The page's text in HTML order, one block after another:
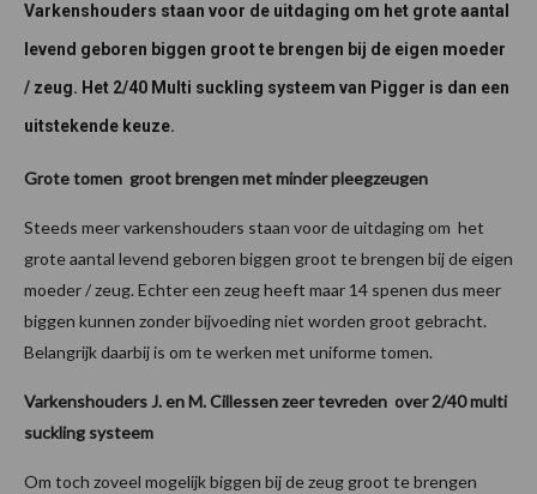
Varkenshouders staan voor de uitdaging om het grote aantal
levend geboren biggen groot te brengen bij de eigen moeder
/ zeug. Het 2/40 Multi suckling systeem van Pigger is dan een
uitstekende keuze.
Grote tomen groot brengen met minder pleegzeugen
Steeds meer varkenshouders staan voor de uitdaging om het
grote aantal levend geboren biggen groot te brengen bij de eigen
moeder / zeug. Echter een zeug heeft maar 14 spenen dus meer
biggen kunnen zonder bijvoeding niet worden groot gebracht.
Belangrijk daarbij is om te werken met uniforme tomen.
Varkenshouders J. en M. Cillessen zeer tevreden over 2/40 multi
suckling systeem
Om toch zoveel mogelijk biggen bij de zeug groot te brengen